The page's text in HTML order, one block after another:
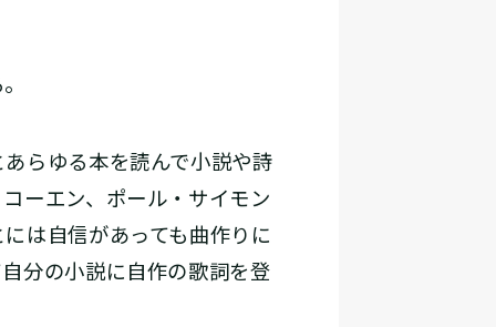
らゆる本を読んで小説や詩
ーエン、ポール・サイモン
は自信があっても曲作りに
分の小説に自作の歌詞を登